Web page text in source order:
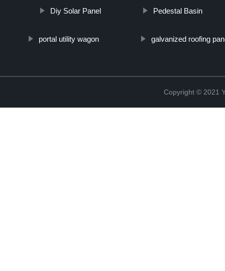
Diy Solar Panel Pedestal Basin
portal utility wagon galvanized roofing
Copyright © 2021